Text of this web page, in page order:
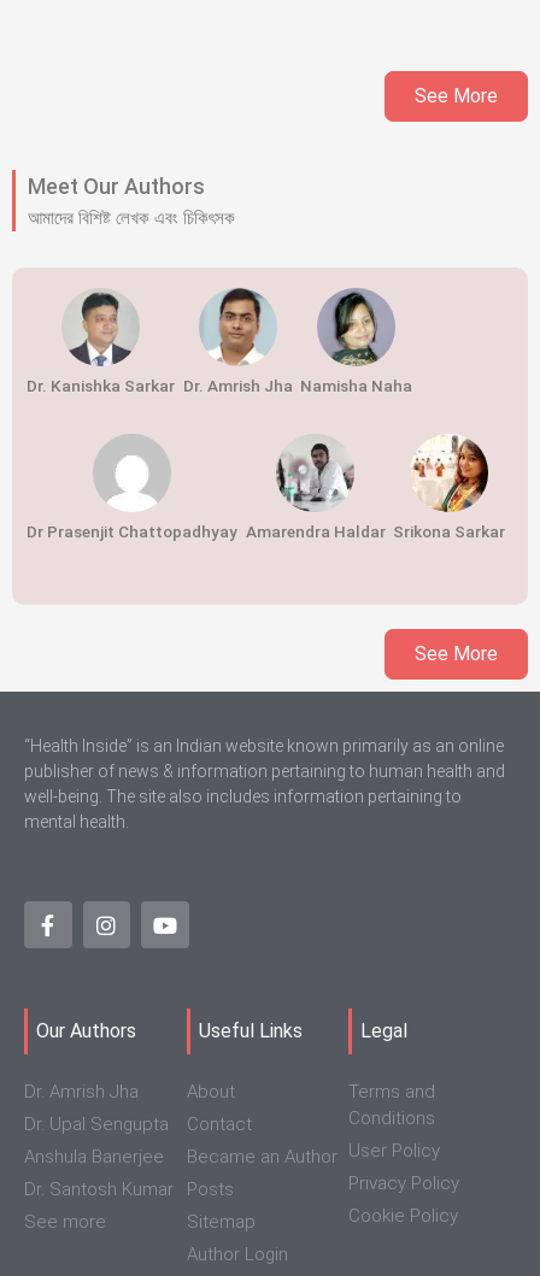
See More
Meet Our Authors
আমাদের বিশিষ্ট লেখক এবং চিকিৎসক
Dr. Kanishka Sarkar Dr. Amrish Jha Namisha Naha
Dr Prasenjit Chattopadhyay Amarendra Haldar Srikona Sarkar
See More
“Health Inside” is an Indian website known primarily as an online
publisher of news & information pertaining to human health and
well-being. The site also includes information pertaining to
mental health.
Our Authors
Dr. Amrish Jha
Dr. Upal Sengupta
Anshula Banerjee
Dr. Santosh Kumar
See more
Useful Links
About
Contact
Became an Author
Posts
Sitemap
Author Login
Legal
Terms and
Conditions
User Policy
Privacy Policy
Cookie Policy